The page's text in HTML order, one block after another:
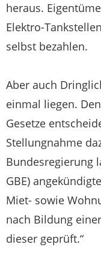
heraus.
Elektro-
selbst bezahlen.
Aber auch
einmal liegen.
Gesetze
Stellungnahme
Bundesregierung
GBE)
Miet- sowie
nach Bildung
dieser geprüft.“